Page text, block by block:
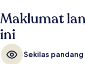
Maklumat
ini
Sekilas pandang